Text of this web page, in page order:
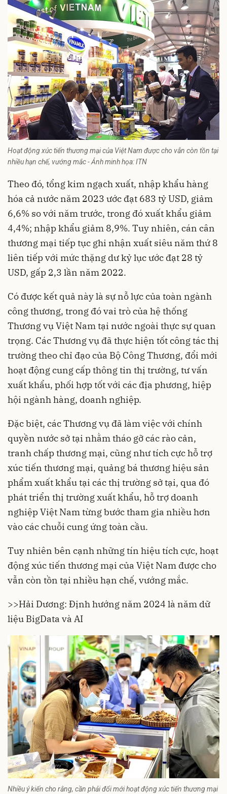
Hoạt động xúc tiến thương mại của Việt Nam được cho vẫn còn tồn tại
nhiều hạn chế, vướng mắc - Ảnh minh họa: ITN
Theo đó, tổng kim ngạch xuất, nhập khẩu hàng
hóa cả nước năm 2023 ước đạt 683 tỷ USD, giảm
6,6% so với năm trước, trong đó xuất khẩu giảm
4,4%; nhập khẩu giảm 8,9%. Tuy nhiên, cán cân
thương mại tiếp tục ghi nhận xuất siêu năm thứ 8
liên tiếp với mức thặng dư kỷ lục ước đạt 28 tỷ
USD, gấp 2,3 lần năm 2022.
Có được kết quả này là sự nỗ lực của toàn ngành
công thương, trong đó vai trò của hệ thống
Thương vụ Việt Nam tại nước ngoài thực sự quan
trọng. Các Thương vụ đã thực hiện tốt công tác thị
trường theo chỉ đạo của Bộ Công Thương, đổi mới
hoạt động cung cấp thông tin thị trường, tư vấn
xuất khẩu, phối hợp tốt với các địa phương, hiệp
hội ngành hàng, doanh nghiệp.
Đặc biệt, các Thương vụ đã làm việc với chính
quyền nước sở tại nhằm tháo gỡ các rào cản,
tranh chấp thương mại, cũng như tích cực hỗ trợ
xúc tiến thương mại, quảng bá thương hiệu sản
phẩm xuất khẩu tại các thị trường sở tại, qua đó
phát triển thị trường xuất khẩu, hỗ trợ doanh
nghiệp Việt Nam từng bước tham gia nhiều hơn
vào các chuỗi cung ứng toàn cầu.
Tuy nhiên bên cạnh những tín hiệu tích cực, hoạt
động xúc tiến thương mại của Việt Nam được cho
vẫn còn tồn tại nhiều hạn chế, vướng mắc.
>>Hải Dương: Định hướng năm 2024 là năm dữ
liệu BigData và AI
Nhiều ý kiến cho rằng, cần phải đổi mới hoạt động xúc tiến thương mại